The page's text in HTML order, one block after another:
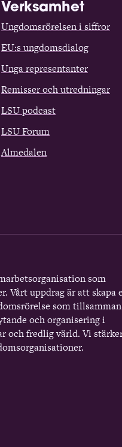
Verksamhet
Ungdomsrörelsen i siffror
EU:s ungdomsdialog
Unga representanter
Remisser och utredningar
LSU podcast
LSU Forum
Almedalen
som
Vårt uppdrag är att skapa
som
och organisering i
och fredlig värld. Vi